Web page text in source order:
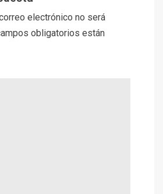
electrónico no será
obligatorios están